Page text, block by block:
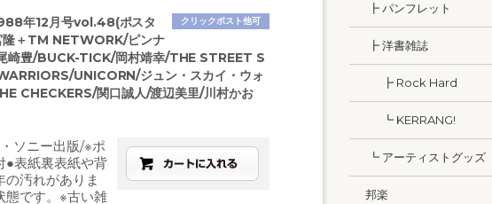
クリックポスト他可
年12月号vol.48(ポスタ
隆＋TM NETWORK/ピンナ
崎豊/BUCK-TICK/岡村靖幸/THE STREET S
UNICORN/ジュン・スカイ・ウォ
CHECKERS/関口誠人/渡辺美里/川村かお
ソニー出版/※ポ
●表紙裏表紙や背
の汚れがありま
態です。※古い雑
┣ パンフレット
┣ 洋書雑誌
┣ Rock Hard
┗ KERRANG!
┗ アーティストグッズ
邦楽